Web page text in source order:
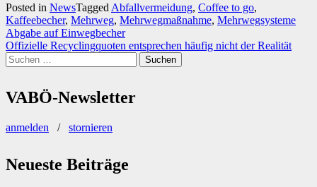
Posted in NewsTagged Abfallvermeidung, Coffee to go,
Kaffeebecher, Mehrweg, Mehrwegmaßnahme, Mehrwegsysteme
Beitragsnavigation
Abgabe auf Einwegbecher
Offizielle Recyclingquoten entsprechen häufig nicht der Realität
Suchen
nach:
VABÖ-Newsletter
anmelden / stornieren
Neueste Beiträge